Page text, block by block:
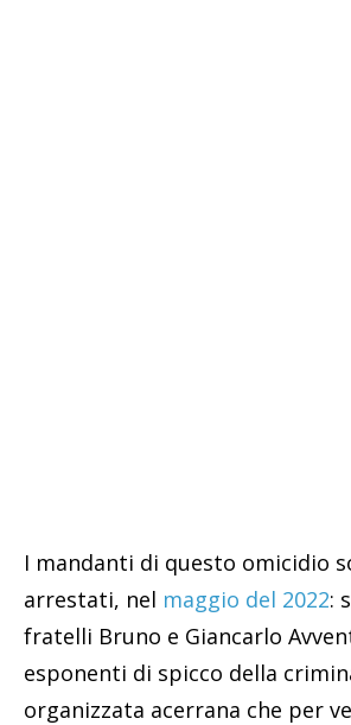
I mandanti di questo omicidio
arrestati, nel maggio del 2022:
fratelli Bruno e Giancarlo
esponenti di spicco della
organizzata acerrana che per